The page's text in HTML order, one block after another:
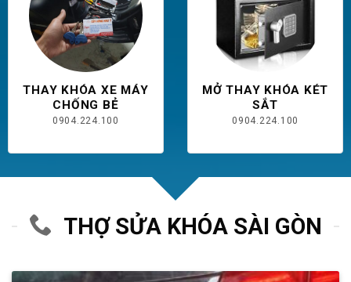
THAY KHÓA XE MÁY
CHỐNG BẺ
0904.224.100
MỞ THAY KHÓA KÉT
SẮT
0904.224.100
THỢ SỬA KHÓA SÀI GÒN